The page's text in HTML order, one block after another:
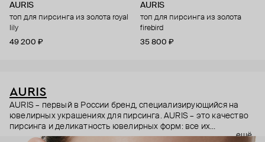
AURIS
топ для пирсинга из золота royal
lily
49 200 ₽
AURIS
топ для пирсинга из золота
firebird
35 800 ₽
AURIS
AURIS – первый в России бренд, специализирующийся на
ювелирных украшениях для пирсинга. AURIS – это качество
пирсинга и деликатность ювелирных форм: все их
украшения ручной работы. В процессе создания участвуют
ещё